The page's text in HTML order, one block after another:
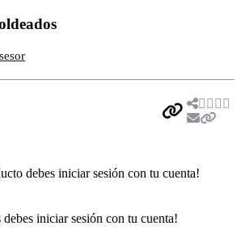
debes iniciar sesión con tu cuenta!
iniciar sesión con tu cuenta!